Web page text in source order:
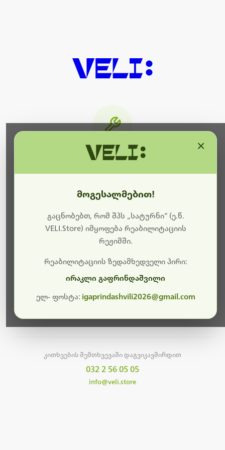
ბოდიშს გიხდით შეფერხებისთვის. ამჟამად
მიმდინარეობს საიტის განახლება და ტექნიკური
სამუშაოები.
მალე ისევ ხელმისაწვდომი იქნება. გმადლობთ
კითხვების შემთხვევაში დაგვიკავშირდით
032 2 56 05 05
info@veli.store
მოგესალმებით!
გაცნობებთ, რომ შპს „სატურნი“ (ე.წ.
VELI.Store) იმყოფება რეაბილიტაციის
რეჟიმში.
რეაბილიტაციის ზედამხედველი პირი:
ირაკლი გაფრინდაშვილი
ელ- ფოსტა: igaprindashvili2026@gmail.com
×